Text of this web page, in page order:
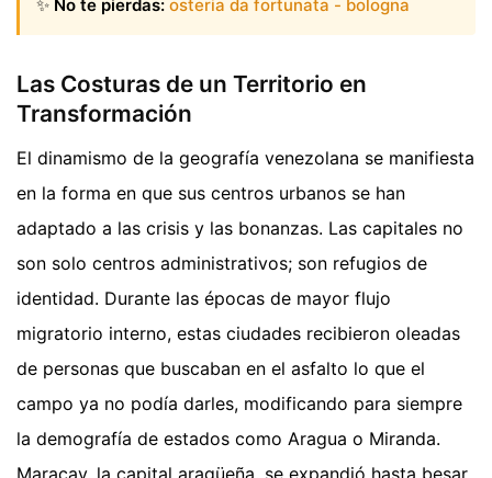
✨ No te pierdas: osteria da fortunata - bologna
Las Costuras de un Territorio en
Transformación
El dinamismo de la geografía venezolana se manifiesta
en la forma en que sus centros urbanos se han
adaptado a las crisis y las bonanzas. Las capitales no
son solo centros administrativos; son refugios de
identidad. Durante las épocas de mayor flujo
migratorio interno, estas ciudades recibieron oleadas
de personas que buscaban en el asfalto lo que el
campo ya no podía darles, modificando para siempre
la demografía de estados como Aragua o Miranda.
Maracay, la capital aragüeña, se expandió hasta besar